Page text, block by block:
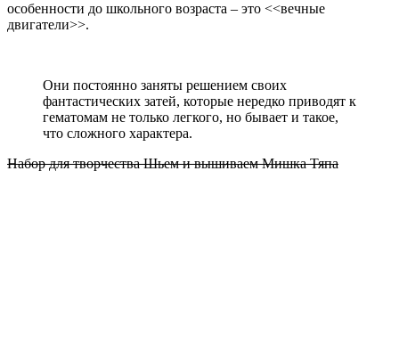
особенности до школьного возраста – это <<вечные
двигатели>>.
Они постоянно заняты решением своих
фантастических затей, которые нередко приводят к
гематомам не только легкого, но бывает и такое,
что сложного характера.
Набор для творчества Шьем и вышиваем Мишка Тяпа